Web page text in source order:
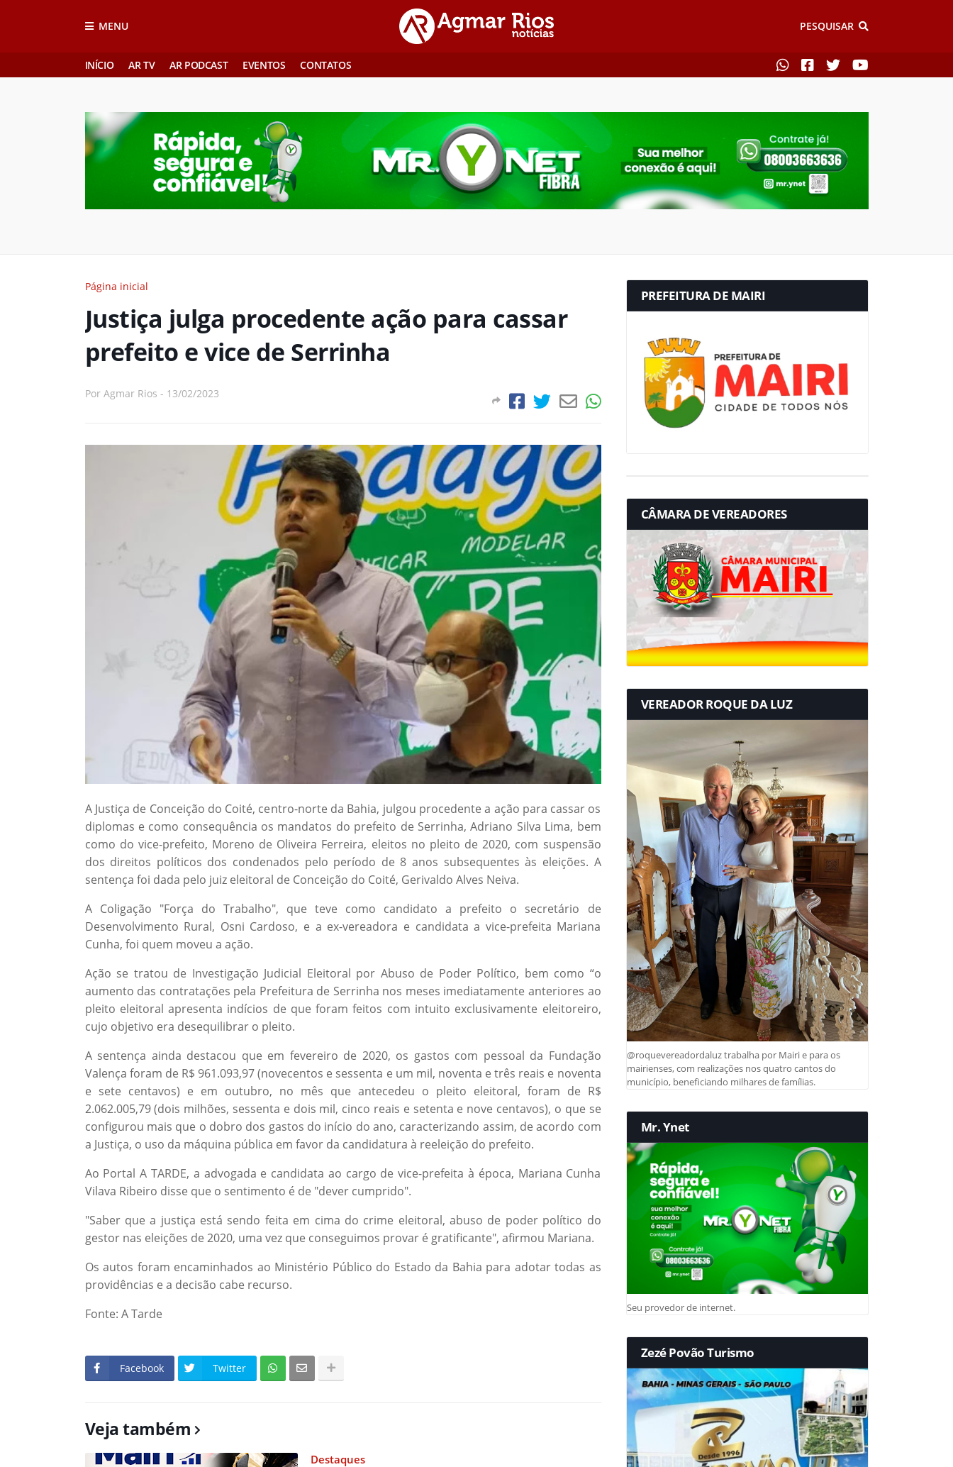
MENU PESQUISAR
INÍCIO AR TV AR PODCAST EVENTOS CONTATOS
Página inicial
Justiça julga procedente ação para cassar
prefeito e vice de Serrinha
Por Agmar Rios - 13/02/2023
A Justiça de Conceição do Coité, centro-norte da Bahia, julgou procedente a ação para cassar os
diplomas e como consequência os mandatos do prefeito de Serrinha, Adriano Silva Lima, bem
como do vice-prefeito, Moreno de Oliveira Ferreira, eleitos no pleito de 2020, com suspensão
dos direitos políticos dos condenados pelo período de 8 anos subsequentes às eleições. A
sentença foi dada pelo juiz eleitoral de Conceição do Coité, Gerivaldo Alves Neiva.
A Coligação "Força do Trabalho", que teve como candidato a prefeito o secretário de
Desenvolvimento Rural, Osni Cardoso, e a ex-vereadora e candidata a vice-prefeita Mariana
Cunha, foi quem moveu a ação.
Ação se tratou de Investigação Judicial Eleitoral por Abuso de Poder Político, bem como “o
aumento das contratações pela Prefeitura de Serrinha nos meses imediatamente anteriores ao
pleito eleitoral apresenta indícios de que foram feitos com intuito exclusivamente eleitoreiro,
cujo objetivo era desequilibrar o pleito.
A sentença ainda destacou que em fevereiro de 2020, os gastos com pessoal da Fundação
Valença foram de R$ 961.093,97 (novecentos e sessenta e um mil, noventa e três reais e noventa
e sete centavos) e em outubro, no mês que antecedeu o pleito eleitoral, foram de R$
2.062.005,79 (dois milhões, sessenta e dois mil, cinco reais e setenta e nove centavos), o que se
configurou mais que o dobro dos gastos do início do ano, caracterizando assim, de acordo com
a Justiça, o uso da máquina pública em favor da candidatura à reeleição do prefeito.
Ao Portal A TARDE, a advogada e candidata ao cargo de vice-prefeita à época, Mariana Cunha
Vilava Ribeiro disse que o sentimento é de "dever cumprido".
"Saber que a justiça está sendo feita em cima do crime eleitoral, abuso de poder político do
gestor nas eleições de 2020, uma vez que conseguimos provar é gratificante", afirmou Mariana.
Os autos foram encaminhados ao Ministério Público do Estado da Bahia para adotar todas as
providências e a decisão cabe recurso.
Fonte: A Tarde
Facebook Twitter
Veja também
Destaques
PREFEITURA DE MAIRI
CÂMARA DE VEREADORES
VEREADOR ROQUE DA LUZ
@roquevereadordaluz trabalha por Mairi e para os
mairienses, com realizações nos quatro cantos do
município, beneficiando milhares de famílias.
Mr. Ynet
Seu provedor de internet.
Zezé Povão Turismo